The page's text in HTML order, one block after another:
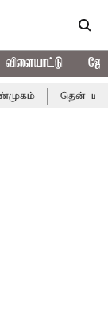
விளையாட்டு
தென்